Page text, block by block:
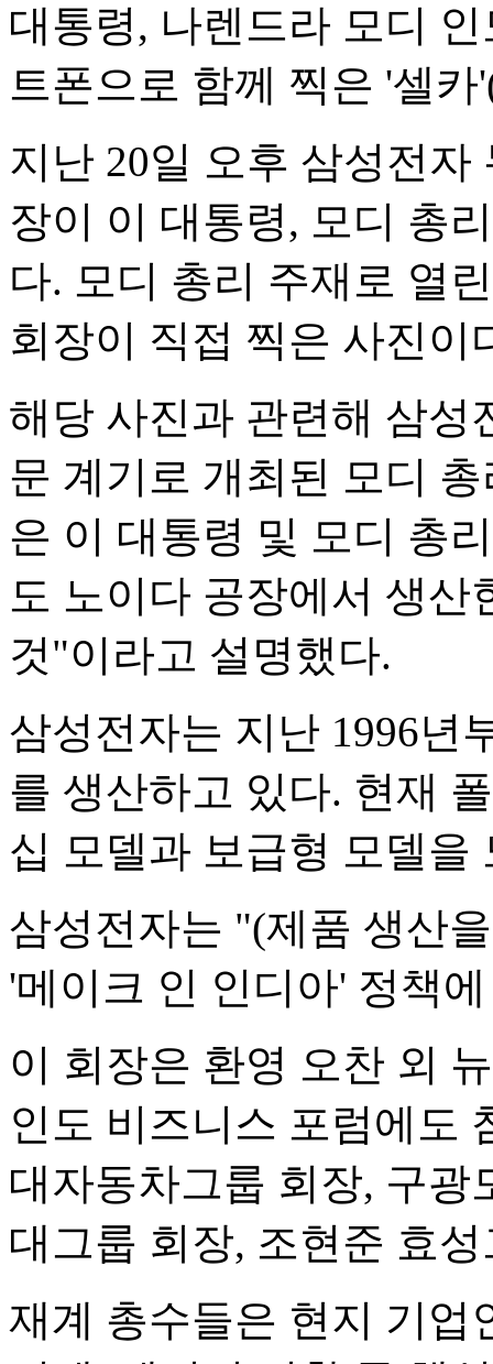
대통령, 나렌드라 모디
트폰으로 함께 찍은 '셀
지난 20일 오후 삼성전
장이 이 대통령, 모디 총
다. 모디 총리 주재로 열
회장이 직접 찍은 사진이
해당 사진과 관련해 삼성
문 계기로 개최된 모디
은 이 대통령 및 모디 총
도 노이다 공장에서 생산
것"이라고 설명했다.
삼성전자는 지난 1996년
를 생산하고 있다. 현재
십 모델과 보급형 모델을
삼성전자는 "(제품 생산
'메이크 인 인디아' 정책
이 회장은 환영 오찬 외
인도 비즈니스 포럼에도
대자동차그룹 회장, 구광
대그룹 회장, 조현준 효
재계 총수들은 현지 기업